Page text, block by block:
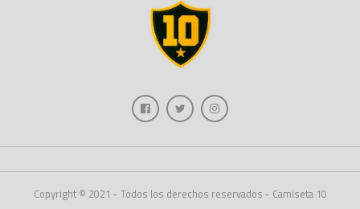
Copyright © 2021 - Todos los derechos reservados - Camiseta 10